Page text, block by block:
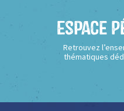
Espace
Retrouvez
thématiques